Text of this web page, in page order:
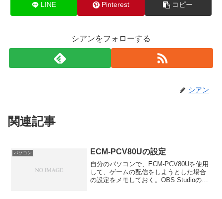
LINE Pinterest コピー
シアンをフォローする
シアン
関連記事
パソコン ECM-PCV80Uの設定
自分のパソコンで、ECM-PCV80Uを使用
して、ゲームの配信をしようとした場合
の設定をメモしておく。OBS Studioのマ